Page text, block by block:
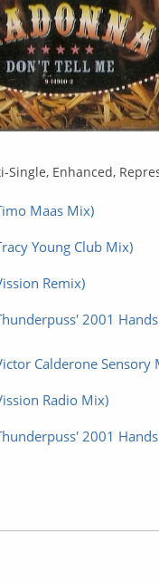
Enhanced,
Maas Mix)
Young Club Mix)
Remix)
2001
Calderone Sensory
Radio Mix)
2001